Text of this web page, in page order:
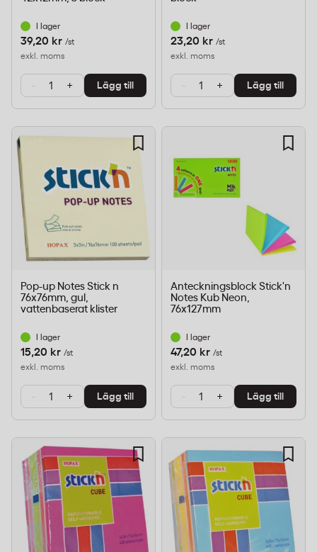
I lager
39,20 kr /st
exkl. moms
- + Lägg till
I lager
23,20 kr /st
exkl. moms
- + Lägg till
Pop-up Notes Stick n
76x76mm, gul,
vattenbaserat klister
I lager
15,20 kr /st
exkl. moms
- + Lägg till
Anteckningsblock Stick'n
Notes Kub Neon,
76x127mm
I lager
47,20 kr /st
exkl. moms
- + Lägg till